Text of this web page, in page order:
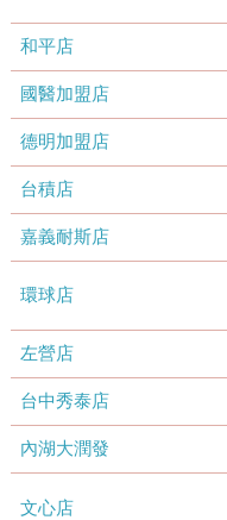
和平店
國醫加盟店
德明加盟店
台積店
嘉義耐斯店
環球店
左營店
台中秀泰店
內湖大潤發
文心店